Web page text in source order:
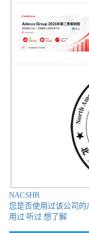
NACSHR
您是否使用过该公司的
用过 听过 想了解